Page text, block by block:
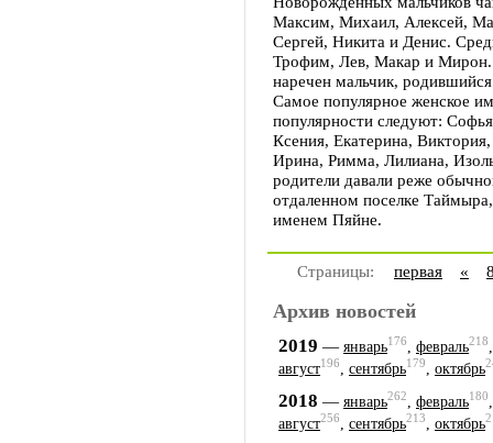
Максим, Михаил, Алексей,
Сергей, Никита и Денис.
Трофим, Лев, Макар и
наречен мальчик,
Самое популярное женское
популярности следуют:
Ксения, Екатерина,
Ирина, Римма, Лилиана,
родители давали реже
отдаленном поселке
именем Пяйне.
Страницы: первая «
Архив новостей
2019 — январь176 февраль218
август196, сентябрь179, октябрь
2018 — январь262 февраль180
август256, сентябрь213, октябрь